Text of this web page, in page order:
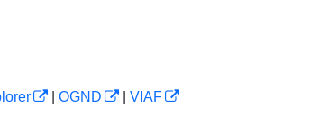
OGND
VIAF